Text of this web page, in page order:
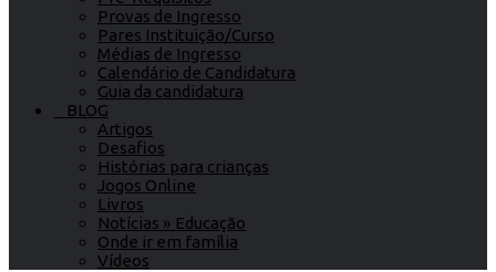
Provas de Ingresso
Pares Instituição/Curso
Médias de Ingresso
Calendário de Candidatura
Guia da candidatura
BLOG
Artigos
Desafios
Histórias para crianças
Jogos Online
Livros
Notícias » Educação
Onde ir em família
Vídeos